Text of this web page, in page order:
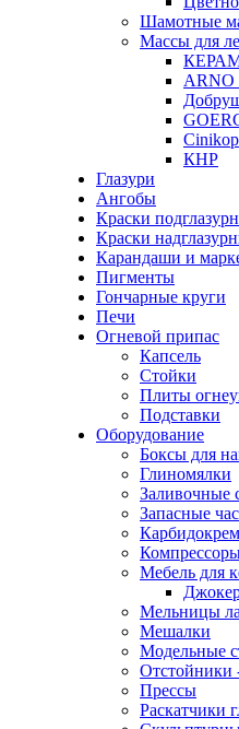
Шамотные
Массы для
ARNO
Cinikop
КНР
Глазури
Ангобы
Краски
Краски
Карандаши и
Пигменты
Гончарные круги
Печи
Огневой припас
Капсель
Стойки
Плиты
Подставки
Оборудование
Боксы для
Глиномялки
Заливочные
Запасные
Мебель для
Мельницы
Мешалки
Модельные
Отстойники
Прессы
Раскатчики